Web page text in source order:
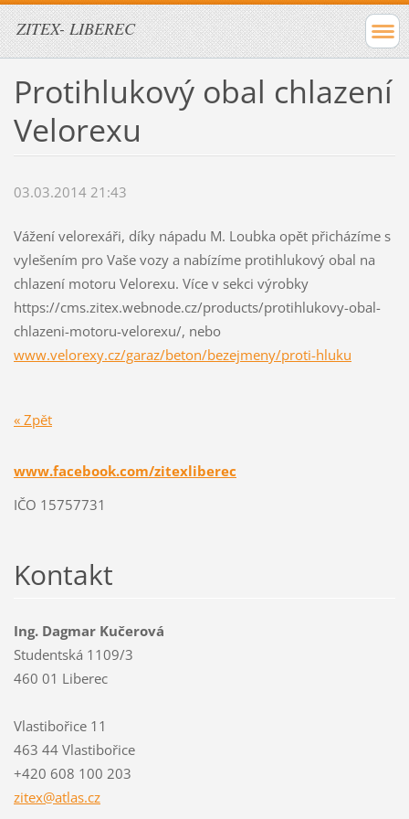
ZITEX- LIBEREC
Protihlukový obal chlazení
Velorexu
03.03.2014 21:43
Vážení velorexáři, díky nápadu M. Loubka opět přicházíme s
vylešením pro Vaše vozy a nabízíme protihlukový obal na
chlazení motoru Velorexu. Více v sekci výrobky
https://cms.zitex.webnode.cz/products/protihlukovy-obal-
chlazeni-motoru-velorexu/, nebo
www.velorexy.cz/garaz/beton/bezejmeny/proti-hluku
« Zpět
www.facebook.com/zitexliberec
IČO 15757731
Kontakt
Ing. Dagmar Kučerová
Studentská 1109/3
460 01 Liberec
Vlastibořice 11
463 44 Vlastibořice
+420 608 100 203
zitex@atlas.cz